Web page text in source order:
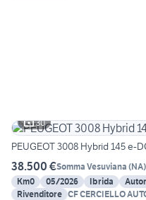
30
PEUGEOT 3008 Hybrid 145 e-
38.500 €Somma Vesuviana (NA)
Km0
05/2026 Ibrida
Rivenditore CF CERCIELLO